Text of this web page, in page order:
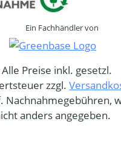
Ein Fachhändler von
Preise inkl. gesetzl.
zzgl.
Nachnahmegebühren,
anders angegeben.